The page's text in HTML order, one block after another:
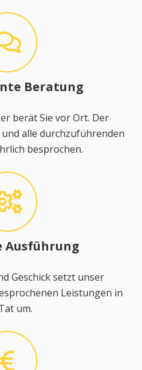
Beratung
berät Sie vor Ort. Der
alle durchzuführenden
besprochen.
Ausführung
Geschick setzt unser
Leistungen in
um.